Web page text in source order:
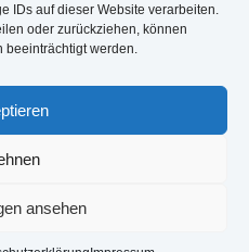
IDs auf dieser Website verarbeiten.
oder zurückziehen, können
beeinträchtigt werden.
ansehen
der CAPTain Tests &
und zertifiziert.